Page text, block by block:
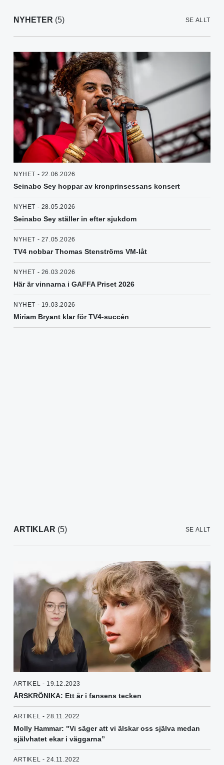
NYHETER (5) SE ALLT
NYHET - 22.06.2026
Seinabo Sey hoppar av kronprinsessans konsert
NYHET - 28.05.2026
Seinabo Sey ställer in efter sjukdom
NYHET - 27.05.2026
TV4 nobbar Thomas Stenströms VM-låt
NYHET - 26.03.2026
Här är vinnarna i GAFFA Priset 2026
NYHET - 19.03.2026
Miriam Bryant klar för TV4-succén
ARTIKLAR (5) SE ALLT
ARTIKEL - 19.12.2023
ÅRSKRÖNIKA: Ett år i fansens tecken
ARTIKEL - 28.11.2022
Molly Hammar: "Vi säger att vi älskar oss själva medan
självhatet ekar i väggarna”
ARTIKEL - 24.11.2022